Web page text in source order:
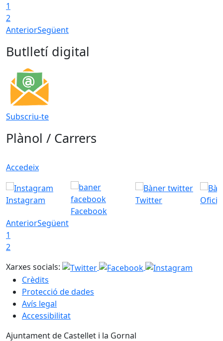
1
2
AnteriorSegüent
Butlletí digital
Subscriu-te
Plànol / Carrers
Accedeix
Instagram
Facebook
Twitter
AnteriorSegüent
1
2
Xarxes socials:
Crèdits
Protecció de dades
Avís legal
Accessibilitat
Ajuntament de Castellet i la Gornal